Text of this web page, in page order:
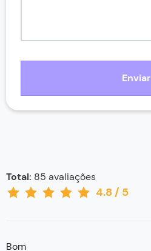
Enviar
4.8 / 5
Total: 85 avaliações
Bom